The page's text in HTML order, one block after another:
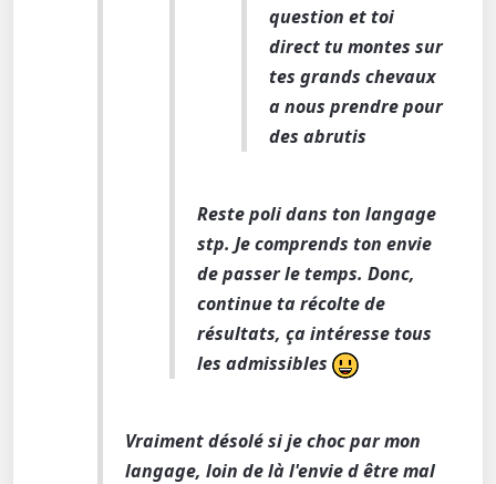
question et toi
direct tu montes sur
tes grands chevaux
a nous prendre pour
des abrutis
Reste poli dans ton langage
stp. Je comprends ton envie
de passer le temps. Donc,
continue ta récolte de
résultats, ça intéresse tous
les admissibles
Vraiment désolé si je choc par mon
langage, loin de là l'envie d être mal